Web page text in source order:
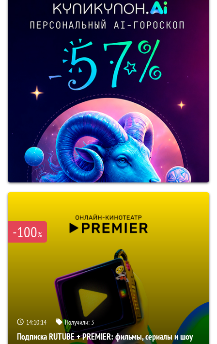
-100%
14:10:13 Получили: 3
Подписка RUTUBE + PREMIER: фильмы, сериалы и шоу